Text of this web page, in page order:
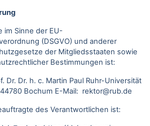
im Sinne der EU-
(DSGVO) und anderer
der Mitgliedsstaaten sowie
Bestimmungen ist:
Dr. Dr. h. c. Martin Paul Ruhr-Universität
Bochum E-Mail: rektor@rub.de
des Verantwortlichen ist: